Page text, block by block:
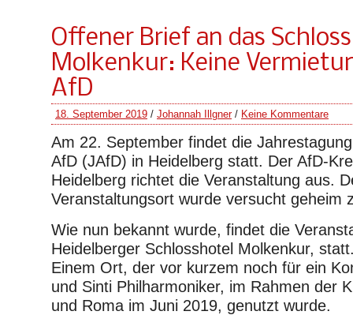
Offener Brief an das
Molkenkur: Keine
AfD
18. September 2019 / Johannah Illgner/ Keine Kommentare
Am 22. September findet die
AfD (JAfD) in Heidelberg statt. Der AfD-
Heidelberg richtet die Veranstaltung aus.
Veranstaltungsort wurde versucht geheim
Wie nun bekannt wurde, findet die
Heidelberger Schlosshotel Molkenkur,
Einem Ort, der vor kurzem noch für ein
und Sinti Philharmoniker, im Rahmen der
und Roma im Juni 2019, genutzt wurde.